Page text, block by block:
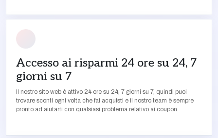
Accesso ai risparmi 24 ore su 24, 7
giorni su 7
Il nostro sito web è attivo 24 ore su 24, 7 giorni su 7, quindi puoi
trovare sconti ogni volta che fai acquisti e il nostro team è sempre
pronto ad aiutarti con qualsiasi problema relativo ai coupon.